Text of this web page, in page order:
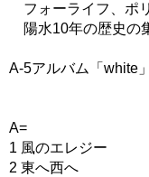
フォーライフ、ポ
陽水10年の歴史の
A-5アルバム「white
A=
1 風のエレジー
2 東へ西へ